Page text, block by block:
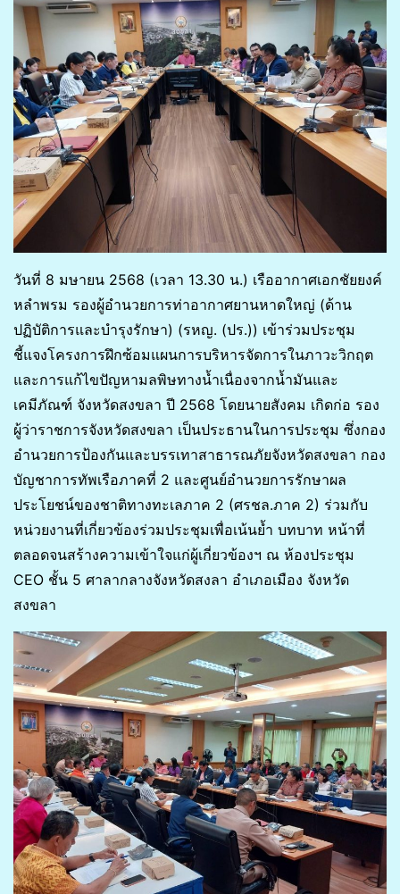
วันที่ 8 มษายน 2568 (เวลา 13.30 น.) เรืออากาศเอกชัยยงค์
หลำพรม รองผู้อำนวยการท่าอากาศยานหาดใหญ่ (ด้าน
ปฏิบัติการและบำรุงรักษา) (รหญ. (ปร.)) เข้าร่วมประชุม
ชี้แจงโครงการฝึกซ้อมแผนการบริหารจัดการในภาวะวิกฤต
และการแก้ไขปัญหามลพิษทางน้ำเนื่องจากน้ำมันและ
เคมีภัณฑ์ จังหวัดสงขลา ปี 2568 โดยนายสังคม เกิดก่อ รอง
ผู้ว่าราชการจังหวัดสงขลา เป็นประธานในการประชุม ซึ่งกอง
อำนวยการป้องกันและบรรเทาสาธารณภัยจังหวัดสงขลา กอง
บัญชาการทัพเรือภาคที่ 2 และศูนย์อำนวยการรักษาผล
ประโยชน์ของชาติทางทะเลภาค 2 (ศรชล.ภาค 2) ร่วมกับ
หน่วยงานที่เกี่ยวข้องร่วมประชุมเพื่อเน้นย้ำ บทบาท หน้าที่
ตลอดจนสร้างความเข้าใจแก่ผู้เกี่ยวข้องฯ ณ ห้องประชุม
CEO ชั้น 5 ศาลากลางจังหวัดสงลา อำเภอเมือง จังหวัด
สงขลา